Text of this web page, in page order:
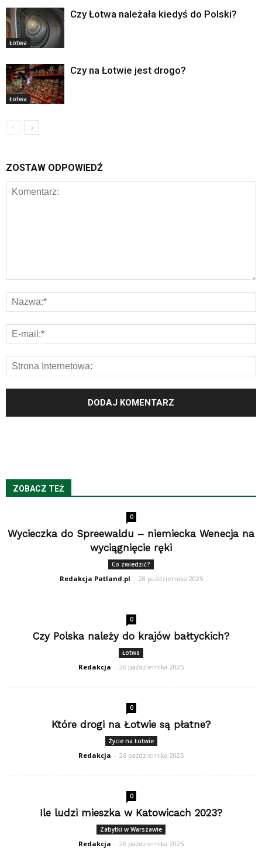
Łotwa
Czy Łotwa należała kiedyś do Polski?
Łotwa
Czy na Łotwie jest drogo?
ZOSTAW ODPOWIEDŹ
ZOBACZ TEŻ
0
Wycieczka do Spreewaldu – niemiecka Wenecja na
wyciągnięcie ręki
Co zwiedzić?
Redakcja Patland.pl - 28 października 2025
0
Czy Polska należy do krajów bałtyckich?
Łotwa
Redakcja - 26 października 2025
0
Które drogi na Łotwie są płatne?
Życie na Łotwie
Redakcja - 26 października 2025
0
Ile ludzi mieszka w Katowicach 2023?
Zabytki w Warszawie
Redakcja - 26 października 2025